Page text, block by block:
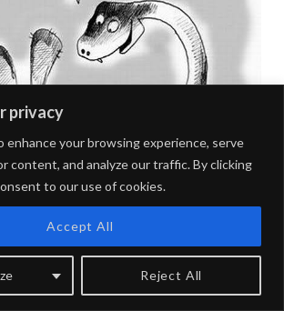
privacy
enhance your browsing experience, serve
content, and analyze our traffic. By clicking
to our use of cookies.
Reject All
Accept All
kad Lietuvą šiuo metu valdo JAV
atrinkti kompradoriniai “elitai”.
“vertybės” – melas, cinizmas,